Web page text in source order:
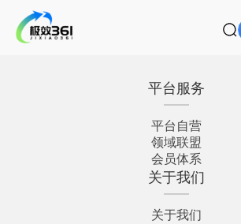
平台服务
平台自营
领域联盟
会员体系
关于我们
关于我们